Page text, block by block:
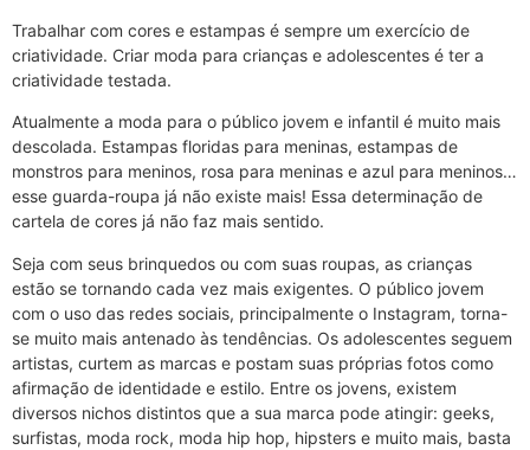
Trabalhar com cores e estampas é sempre um exercício de
criatividade. Criar moda para crianças e adolescentes é ter a
criatividade testada.
Atualmente a moda para o público jovem e infantil é muito mais
descolada. Estampas floridas para meninas, estampas de
monstros para meninos, rosa para meninas e azul para meninos…
esse guarda-roupa já não existe mais! Essa determinação de
cartela de cores já não faz mais sentido.
Seja com seus brinquedos ou com suas roupas, as crianças
estão se tornando cada vez mais exigentes. O público jovem
com o uso das redes sociais, principalmente o Instagram, torna-
se muito mais antenado às tendências. Os adolescentes seguem
artistas, curtem as marcas e postam suas próprias fotos como
afirmação de identidade e estilo. Entre os jovens, existem
diversos nichos distintos que a sua marca pode atingir: geeks,
surfistas, moda rock, moda hip hop, hipsters e muito mais, basta